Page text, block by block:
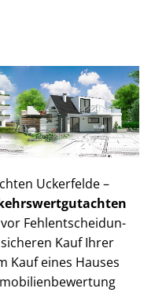
Uckerfelde –
Fehl­ent­schei­dun­
Kauf Ihrer
Kauf eines Hauses